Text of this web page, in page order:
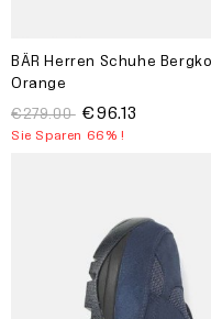
BÄR Herren Schuhe
Orange
€279.00 €96.13
Sie Sparen 66% !